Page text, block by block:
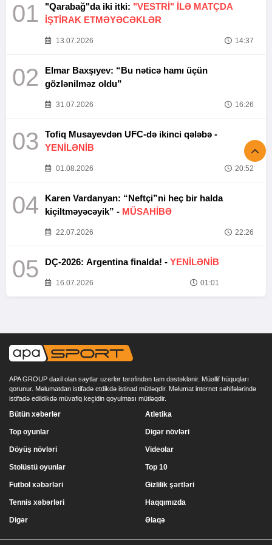
01 "Qarabağ"da iki itki: "VESTRİ" İLƏ MATÇDA
İŞTİRAK ETMƏYƏCƏKLƏR
13.07.2026 14:37
02
Elmar Baxşıyev: “Bu nəticə hamı üçün
gözlənilməz oldu”
31.07.2026 16:26
03
Tofiq Musayevdən UFC-də ikinci qələbə -
YENİLƏNİB
01.08.2026 20:52
04
Karen Vardanyan: “Neftçi”ni heç bir halda
kiçiltməyəcəyik” - MÜSAHİBƏ
22.07.2026 22:26
05 DÇ-2026: Argentina finalda! - YENİLƏNİB
16.07.2026 01:01
APA GROUP daxil olan saytlar uzerlər tərəfindən tam dəstəklənir. Müəllif hüquqları
qorunur. Məlumatdan istifadə etdikdə istinad mütləqdir. Məlumat internet səhifələrində
istifadə edildikdə müvafiq keçidin qoyulması mütləqdir.
Bütün xəbərlər
Top oyunlar
Döyüş növləri
Stolüstü oyunlar
Atletika
Digər növləri
Videolar
Top 10
Futbol xəbərləri
Tennis xəbərləri
Digər
Gizlilik şərtləri
Haqqımızda
Əlaqə